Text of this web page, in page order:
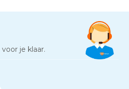
je klaar.